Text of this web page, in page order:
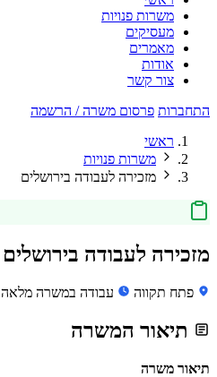
משרות פנויות
מעסיקים
מאמרים
אודות
צור קשר
התחברות פרסום משרה / הרשמה
ראשי
משרות פנויות
מזכירה לעבודה בירושלים
מזכירה לעבודה בירושלים
פתח תקווה עבודה במשרה מלאה
תיאור המשרה
תיאור משרה